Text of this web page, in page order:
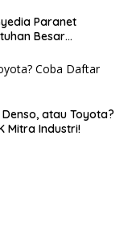
Paranet
Besar
atau Toyota?
Mitra Industri!